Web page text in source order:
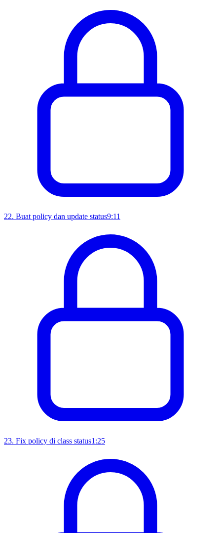
22. Buat policy dan update status9:11
23. Fix policy di class status1:25